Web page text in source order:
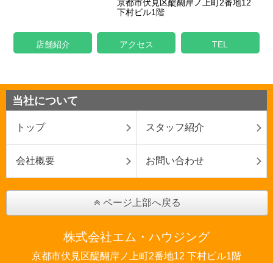
京都市伏見区醍醐岸ノ上町2番地12
下村ビル1階
店舗紹介 アクセス TEL
当社について
トップ スタッフ紹介
会社概要 お問い合わせ
ページ上部へ戻る
株式会社エム・ハウジング
京都市伏見区醍醐岸ノ上町2番地12 下村ビル1階